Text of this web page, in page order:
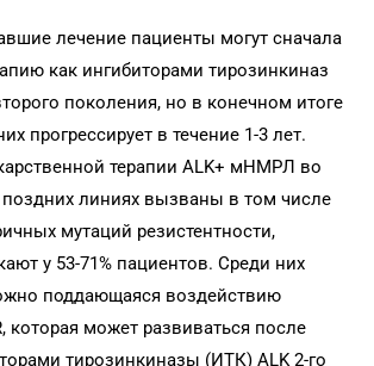
лечение пациенты могут сначала
как ингибиторами тирозинкиназ
поколения, но в конечном итоге
прогрессирует в течение 1-3 лет.
терапии ALK+ мНМРЛ во
поздних линиях вызваны в том числе
мутаций резистентности,
у 53-71% пациентов. Среди них
поддающаяся воздействию
которая может развиваться после
тирозинкиназы (ИТК) ALK 2-го